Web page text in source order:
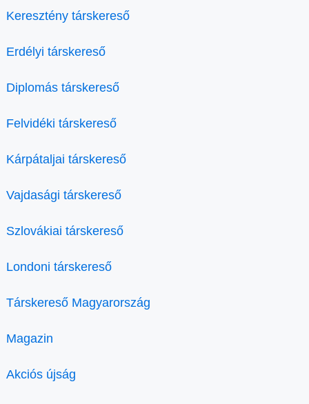
Keresztény társkereső
Erdélyi társkereső
Diplomás társkereső
Felvidéki társkereső
Kárpátaljai társkereső
Vajdasági társkereső
Szlovákiai társkereső
Londoni társkereső
Társkereső Magyarország
Magazin
Akciós újság